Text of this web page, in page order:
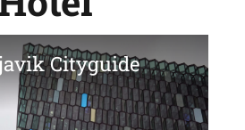
Cityguide